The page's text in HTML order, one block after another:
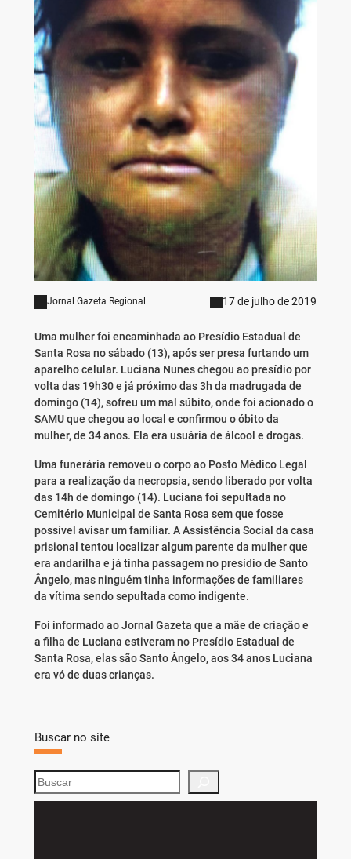
Jornal Gazeta Regional 17 de julho de 2019
Uma mulher foi encaminhada ao Presídio Estadual de
Santa Rosa no sábado (13), após ser presa furtando um
aparelho celular. Luciana Nunes chegou ao presídio por
volta das 19h30 e já próximo das 3h da madrugada de
domingo (14), sofreu um mal súbito, onde foi acionado o
SAMU que chegou ao local e confirmou o óbito da
mulher, de 34 anos. Ela era usuária de álcool e drogas.
Uma funerária removeu o corpo ao Posto Médico Legal
para a realização da necropsia, sendo liberado por volta
das 14h de domingo (14). Luciana foi sepultada no
Cemitério Municipal de Santa Rosa sem que fosse
possível avisar um familiar. A Assistência Social da casa
prisional tentou localizar algum parente da mulher que
era andarilha e já tinha passagem no presídio de Santo
Ângelo, mas ninguém tinha informações de familiares
da vítima sendo sepultada como indigente.
Foi informado ao Jornal Gazeta que a mãe de criação e
a filha de Luciana estiveram no Presídio Estadual de
Santa Rosa, elas são Santo Ângelo, aos 34 anos Luciana
era vó de duas crianças.
Buscar no site
S
e